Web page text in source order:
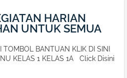
HARIAN
UNTUK SEMUA
TOMBOL BANTUAN KLIK DI SINI
KELAS 1 KELAS 1A Click Disini